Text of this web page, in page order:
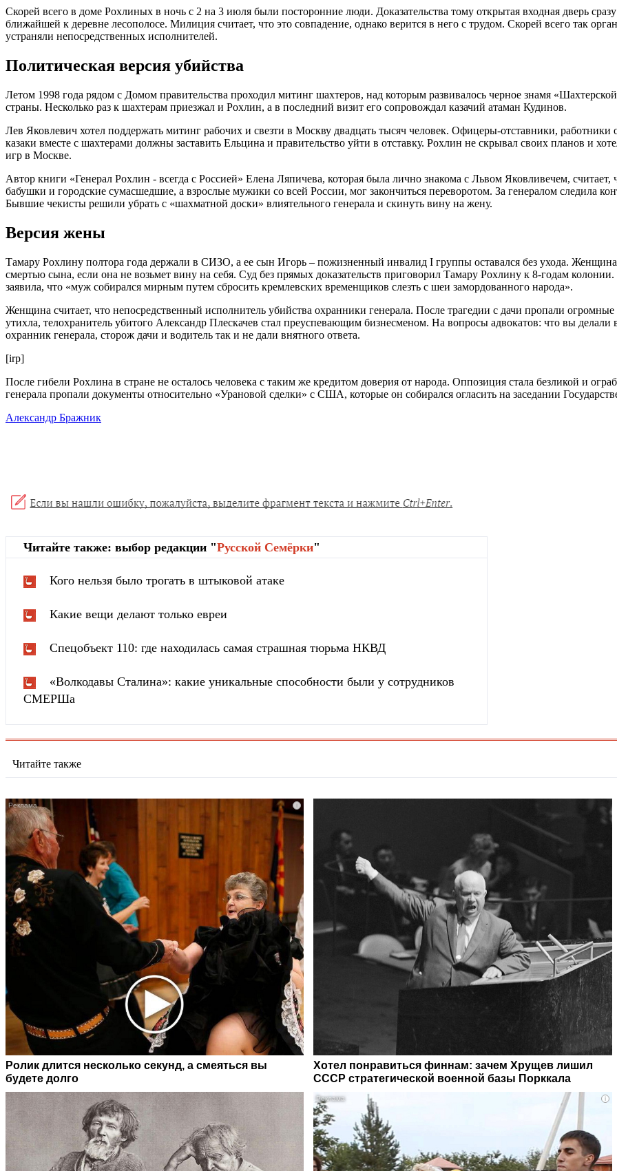
Скорей всего в доме Рохлиных в ночь с 2 на 3 июля были посторонние люди. Доказательства тому открытая входная дверь
ближайшей к деревне лесополосе. Милиция считает, что это совпадение, однако верится в него с трудом. Скорей всего так
устраняли непосредственных исполнителей.
Политическая версия убийства
Летом 1998 года рядом с Домом правительства проходил митинг шахтеров, над которым развивалось черное знамя
страны. Несколько раз к шахтерам приезжал и Рохлин, а в последний визит его сопровождал казачий атаман Кудинов.
Лев Яковлевич хотел поддержать митинг рабочих и свезти в Москву двадцать тысяч человек. Офицеры-отставники,
казаки вместе с шахтерами должны заставить Ельцина и правительство уйти в отставку. Рохлин не скрывал своих планов и
игр в Москве.
Автор книги «Генерал Рохлин - всегда с Россией» Елена Ляпичева, которая была лично знакома с Львом Яковливечем, считает,
бабушки и городские сумасшедшие, а взрослые мужики со всей России, мог закончиться переворотом. За генералом следила
Бывшие чекисты решили убрать с «шахматной доски» влиятельного генерала и скинуть вину на жену.
Версия жены
Тамару Рохлину полтора года держали в СИЗО, а ее сын Игорь – пожизненный инвалид I группы оставался без ухода.
смертью сына, если она не возьмет вину на себя. Суд без прямых доказательств приговорил Тамару Рохлину к 8-годам
заявила, что «муж собирался мирным путем сбросить кремлевских временщиков слезть с шеи замордованного народа».
Женщина считает, что непосредственный исполнитель убийства охранники генерала. После трагедии с дачи пропали
утихла, телохранитель убитого Александр Плескачев стал преуспевающим бизнесменом. На вопросы адвокатов: что вы
охранник генерала, сторож дачи и водитель так и не дали внятного ответа.
[irp]
После гибели Рохлина в стране не осталось человека с таким же кредитом доверия от народа. Оппозиция стала безликой и
генерала пропали документы относительно «Урановой сделки» с США, которые он собирался огласить на заседании
Александр Бражник
Читайте также: выбор редакции "Русской Cемёрки"
Кого нельзя было трогать в штыковой атаке
Какие вещи делают только евреи
Спецобъект 110: где находилась самая страшная тюрьма НКВД
«Волкодавы Сталина»: какие уникальные способности были у сотрудников
СМЕРШа
Читайте также
i
Ролик длится несколько секунд, а смеяться вы
будете долго
Хотел понравиться финнам: зачем Хрущев лишил
СССР стратегической военной базы Порккала
i